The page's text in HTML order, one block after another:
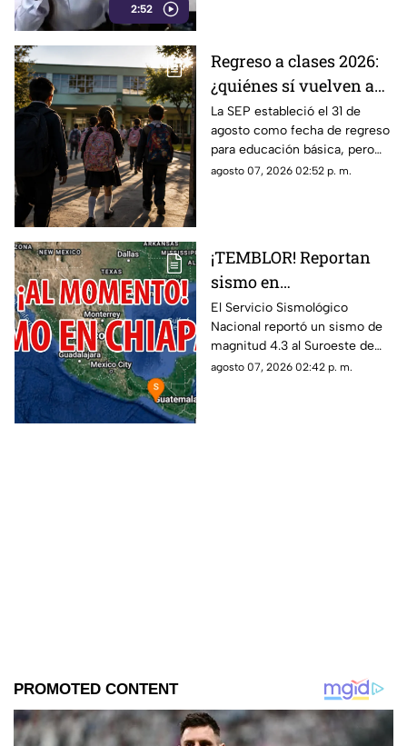
2:52
Regreso a clases 2026:
¿quiénes sí vuelven a
las aulas el 31 de
agosto?
La SEP estableció el 31 de
agosto como fecha de regreso
para educación básica, pero
algunos estudiantes tendrán
agosto 07, 2026 02:52 p. m.
¡TEMBLOR! Reportan
sismo en
MAPASTEPEC, Chiapas,
hoy 7 de agosto del
2026
El Servicio Sismológico
Nacional reportó un sismo de
magnitud 4.3 al Suroeste de
MAPASTEPEC, Chiapas. Aquí
agosto 07, 2026 02:42 p. m.